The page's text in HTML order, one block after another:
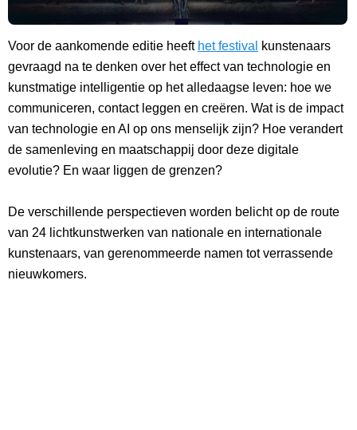
Voor de aankomende editie heeft het festival
kunstenaars
gevraagd na te denken over het effect van technologie en
kunstmatige intelligentie op het alledaagse leven: hoe we
communiceren, contact leggen en creëren. Wat is de impact
van technologie en AI op ons menselijk zijn? Hoe verandert
de samenleving en maatschappij door deze digitale
evolutie? En waar liggen de grenzen?
De verschillende perspectieven worden belicht op de route
van 24 lichtkunstwerken van nationale en internationale
kunstenaars, van gerenommeerde namen tot verrassende
nieuwkomers.